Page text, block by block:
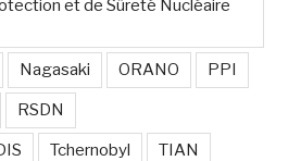
et de Sûreté Nucléaire
Nagasaki ORANO PPI
RSDN
Tchernobyl TIAN